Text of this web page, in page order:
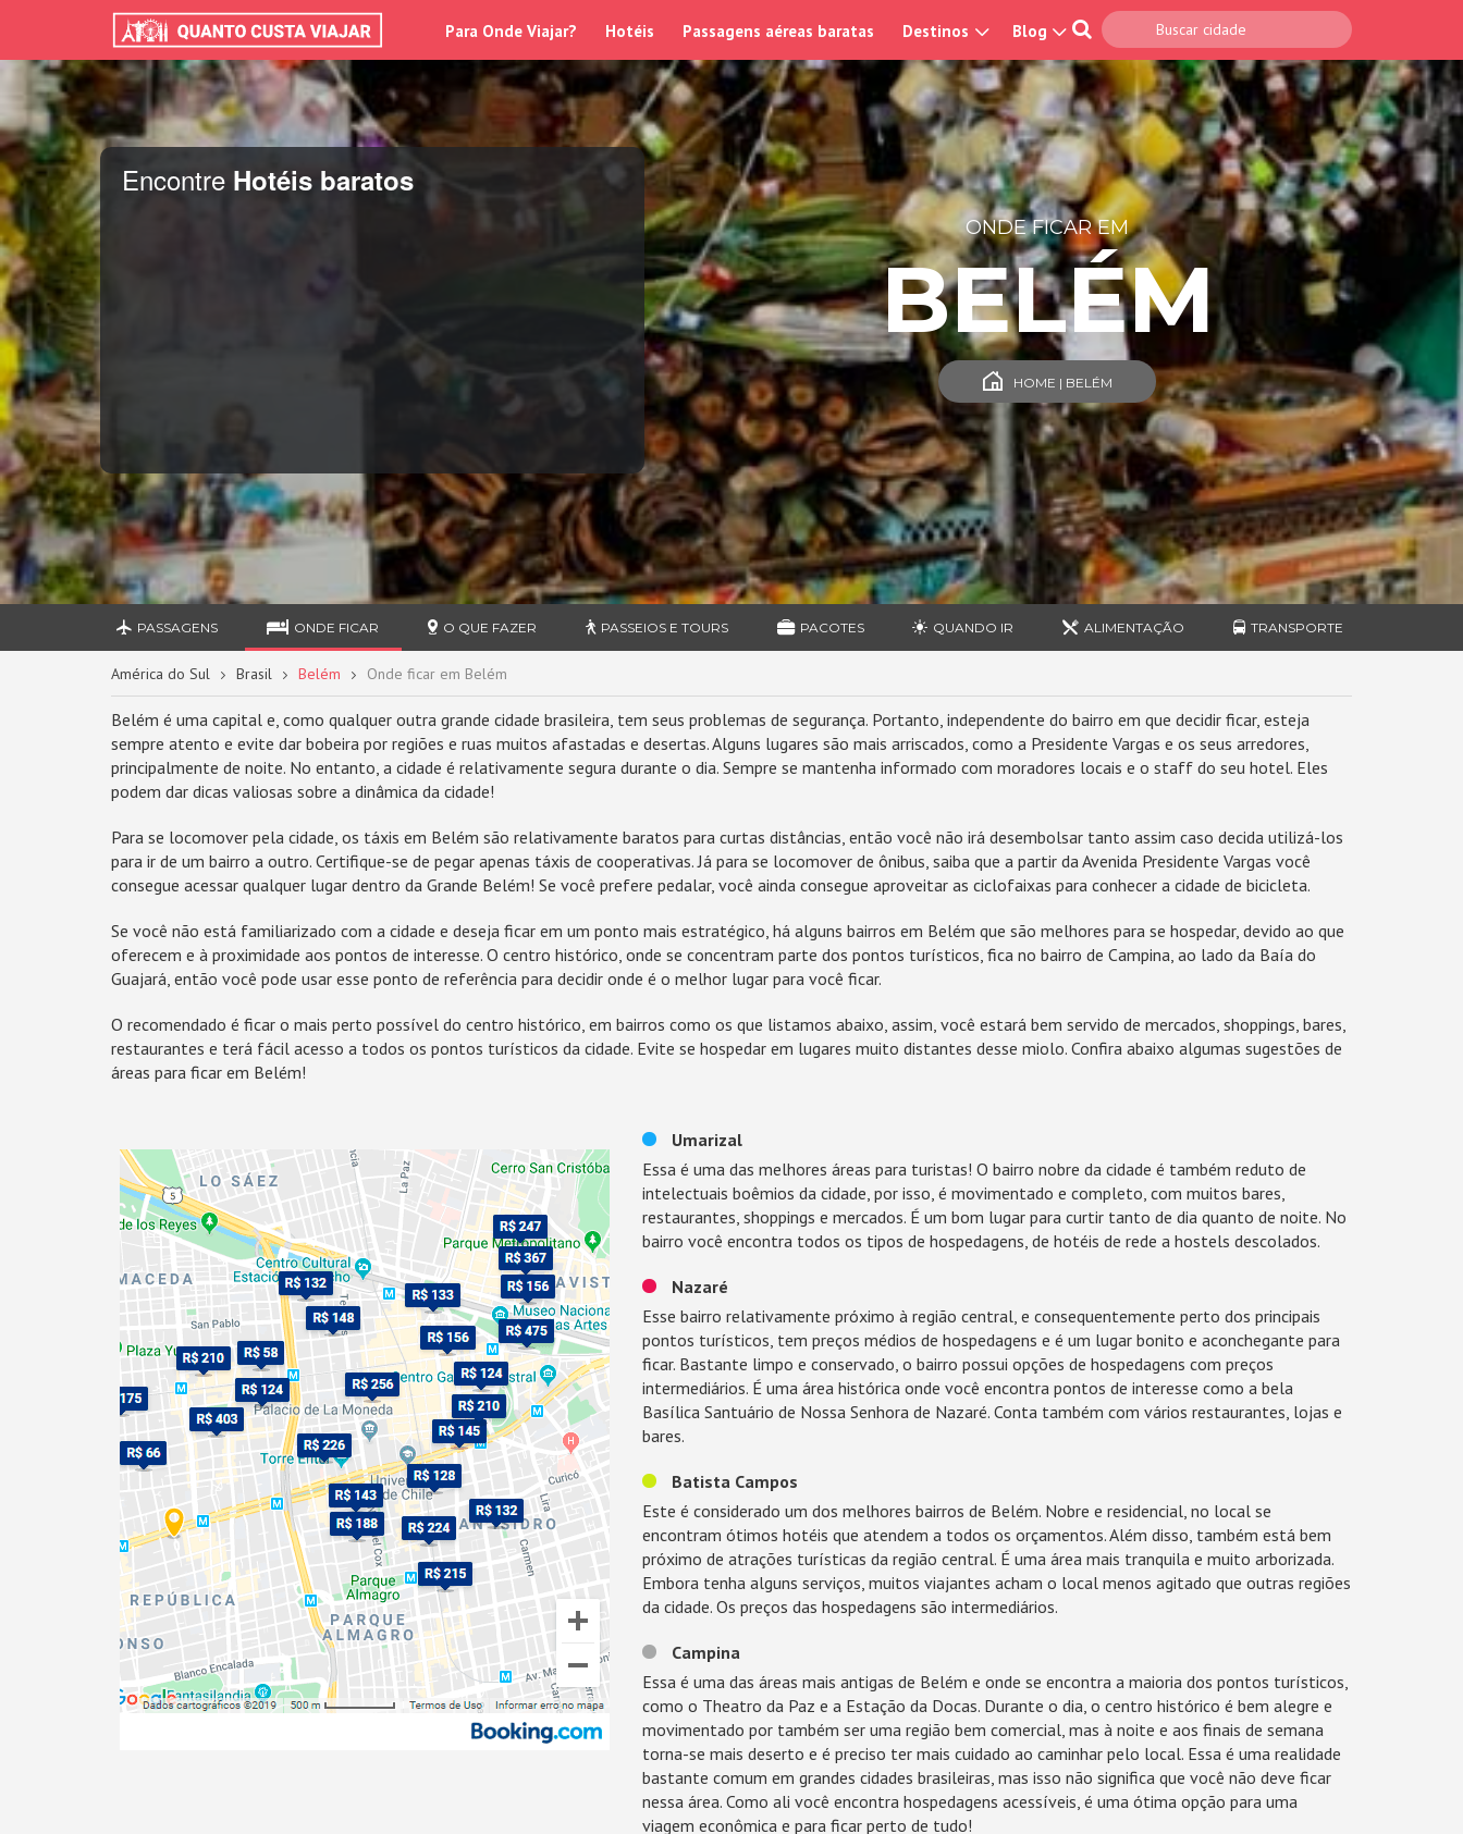
Para Onde Viajar? Hotéis Passagens aéreas baratas Destinos Blog
Encontre Hotéis baratos
ONDE FICAR EM
BELÉM
HOME | BELÉM
PASSAGENS ONDE FICAR O QUE FAZER PASSEIOS E TOURS PACOTES QUANDO IR ALIMENTAÇÃO TRANSPORTE
América do Sul Brasil Belém Onde ficar em Belém
Belém é uma capital e, como qualquer outra grande cidade brasileira, tem seus problemas de segurança. Portanto, independente do bairro em que decidir ficar, esteja
sempre atento e evite dar bobeira por regiões e ruas muitos afastadas e desertas. Alguns lugares são mais arriscados, como a Presidente Vargas e os seus arredores,
principalmente de noite. No entanto, a cidade é relativamente segura durante o dia. Sempre se mantenha informado com moradores locais e o staff do seu hotel. Eles
podem dar dicas valiosas sobre a dinâmica da cidade!
Para se locomover pela cidade, os táxis em Belém são relativamente baratos para curtas distâncias, então você não irá desembolsar tanto assim caso decida utilizá-los
para ir de um bairro a outro. Certifique-se de pegar apenas táxis de cooperativas. Já para se locomover de ônibus, saiba que a partir da Avenida Presidente Vargas você
consegue acessar qualquer lugar dentro da Grande Belém! Se você prefere pedalar, você ainda consegue aproveitar as ciclofaixas para conhecer a cidade de bicicleta.
Se você não está familiarizado com a cidade e deseja ficar em um ponto mais estratégico, há alguns bairros em Belém que são melhores para se hospedar, devido ao que
oferecem e à proximidade aos pontos de interesse. O centro histórico, onde se concentram parte dos pontos turísticos, fica no bairro de Campina, ao lado da Baía do
Guajará, então você pode usar esse ponto de referência para decidir onde é o melhor lugar para você ficar.
O recomendado é ficar o mais perto possível do centro histórico, em bairros como os que listamos abaixo, assim, você estará bem servido de mercados, shoppings, bares,
restaurantes e terá fácil acesso a todos os pontos turísticos da cidade. Evite se hospedar em lugares muito distantes desse miolo. Confira abaixo algumas sugestões de
áreas para ficar em Belém!
Umarizal
Essa é uma das melhores áreas para turistas! O bairro nobre da cidade é também reduto de
intelectuais boêmios da cidade, por isso, é movimentado e completo, com muitos bares,
restaurantes, shoppings e mercados. É um bom lugar para curtir tanto de dia quanto de noite. No
bairro você encontra todos os tipos de hospedagens, de hotéis de rede a hostels descolados.
Nazaré
Esse bairro relativamente próximo à região central, e consequentemente perto dos principais
pontos turísticos, tem preços médios de hospedagens e é um lugar bonito e aconchegante para
ficar. Bastante limpo e conservado, o bairro possui opções de hospedagens com preços
intermediários. É uma área histórica onde você encontra pontos de interesse como a bela
Basílica Santuário de Nossa Senhora de Nazaré. Conta também com vários restaurantes, lojas e
bares.
Batista Campos
Este é considerado um dos melhores bairros de Belém. Nobre e residencial, no local se
encontram ótimos hotéis que atendem a todos os orçamentos. Além disso, também está bem
próximo de atrações turísticas da região central. É uma área mais tranquila e muito arborizada.
Embora tenha alguns serviços, muitos viajantes acham o local menos agitado que outras regiões
da cidade. Os preços das hospedagens são intermediários.
Campina
Essa é uma das áreas mais antigas de Belém e onde se encontra a maioria dos pontos turísticos,
como o Theatro da Paz e a Estação da Docas. Durante o dia, o centro histórico é bem alegre e
movimentado por também ser uma região bem comercial, mas à noite e aos finais de semana
torna-se mais deserto e é preciso ter mais cuidado ao caminhar pelo local. Essa é uma realidade
bastante comum em grandes cidades brasileiras, mas isso não significa que você não deve ficar
nessa área. Como ali você encontra hospedagens acessíveis, é uma ótima opção para uma
viagem econômica e para ficar perto de tudo!